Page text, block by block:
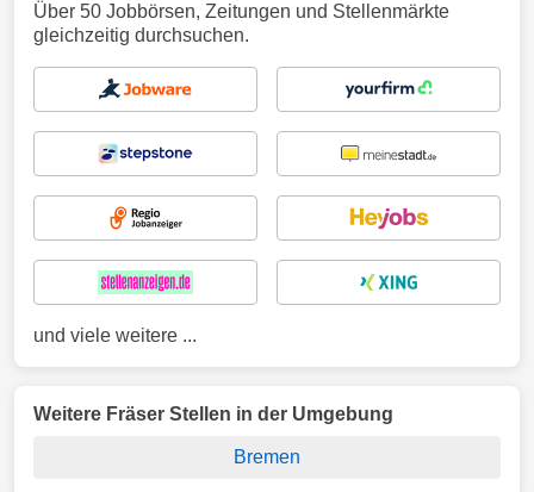
Über 50 Jobbörsen, Zeitungen und Stellenmärkte
gleichzeitig durchsuchen.
und viele weitere ...
Weitere Fräser Stellen in der Umgebung
Bremen